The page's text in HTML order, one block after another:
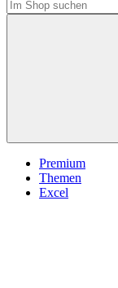
Premium
Themen
Excel